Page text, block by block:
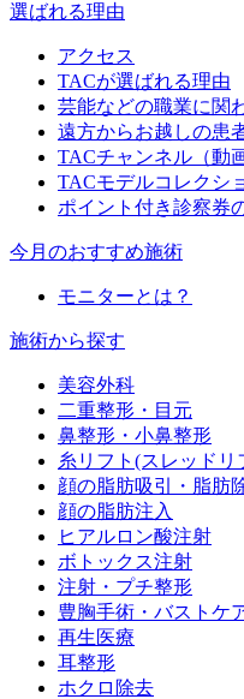
選ばれる理由
アクセス
TACが選ばれる理由
芸能などの職業に関
遠方からお越しの患
TACチャンネル（動
TACモデルコレクシ
ポイント付き診察券
今月のおすすめ施術
モニターとは？
施術から探す
美容外科
二重整形・目元
鼻整形・小鼻整形
糸リフト(スレッドリ
顔の脂肪吸引・脂肪
顔の脂肪注入
ヒアルロン酸注射
ボトックス注射
注射・プチ整形
豊胸手術・バストケ
再生医療
耳整形
ホクロ除去